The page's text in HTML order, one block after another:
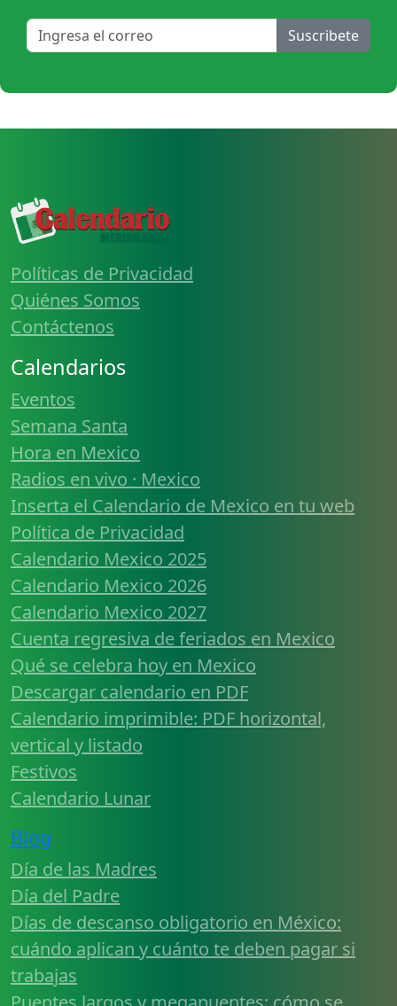
Suscribete
Políticas de Privacidad
Quiénes Somos
Contáctenos
Calendarios
Eventos
Semana Santa
Hora en Mexico
Radios en vivo · Mexico
Inserta el Calendario de Mexico en tu web
Política de Privacidad
Calendario Mexico 2025
Calendario Mexico 2026
Calendario Mexico 2027
Cuenta regresiva de feriados en Mexico
Qué se celebra hoy en Mexico
Descargar calendario en PDF
Calendario imprimible: PDF horizontal,
vertical y listado
Festivos
Calendario Lunar
Blog
Día de las Madres
Día del Padre
Días de descanso obligatorio en México:
cuándo aplican y cuánto te deben pagar si
trabajas